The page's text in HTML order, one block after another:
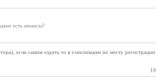
есть нюансы?
если самим ездить то в т.инспекцию по месту